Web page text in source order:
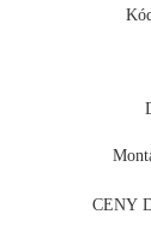
CENY